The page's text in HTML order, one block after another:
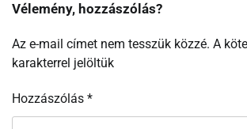
Vélemény, hozzászólás?
Az e-mail címet nem tesszük közzé. A
karakterrel jelöltük
Hozzászólás *